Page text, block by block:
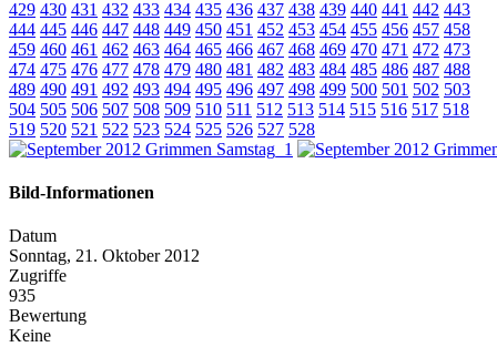
429 430 431 432 433 434 435 436 437 438 439 440 441 442 443
444 445 446 447 448 449 450 451 452 453 454 455 456 457 458
459 460 461 462 463 464 465 466 467 468 469 470 471 472 473
474 475 476 477 478 479 480 481 482 483 484 485 486 487 488
489 490 491 492 493 494 495 496 497 498 499 500 501 502 503
504 505 506 507 508 509 510 511 512 513 514 515 516 517 518
519 520 521 522 523 524 525 526 527 528
Bild-Informationen
Datum
Sonntag, 21. Oktober 2012
Zugriffe
935
Bewertung
Keine